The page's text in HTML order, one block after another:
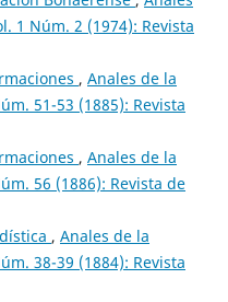
1 Núm. 2 (1974): Revista
, Anales de la
51-53 (1885): Revista
, Anales de la
56 (1886): Revista de
, Anales de la
38-39 (1884): Revista